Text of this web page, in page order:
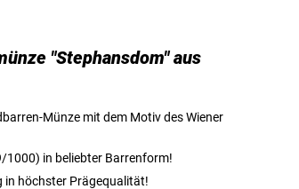
Die Vorderseite der Barrenmünze
"Stephansdom" aus
Münze mit dem Motiv des Wiener
1000) in beliebter Barrenform!
in höchster Prägequalität!